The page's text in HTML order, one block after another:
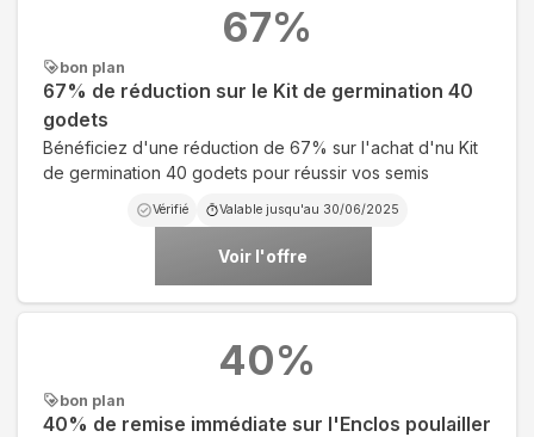
bon plan
67% de réduction sur le Kit de germination 40
godets
Bénéficiez d'une réduction de 67% sur l'achat d'nu Kit
de germination 40 godets pour réussir vos semis
Vérifié Valable jusqu'au 30/06/2025
Voir l'offre
67%
bon plan
40% de remise immédiate sur l'Enclos poulailler
40%